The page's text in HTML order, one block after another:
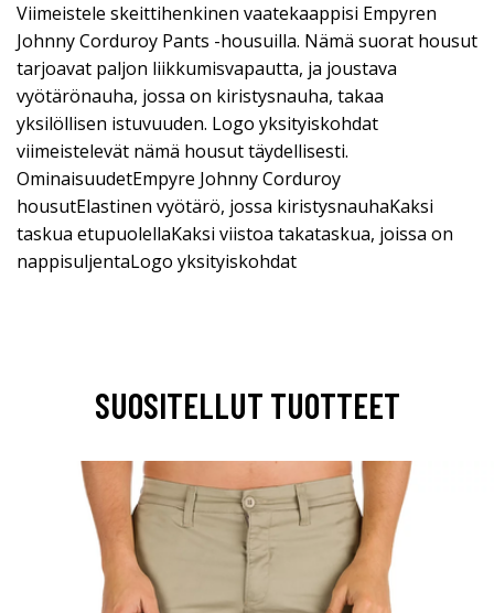
Viimeistele skeittihenkinen vaatekaappisi Empyren
Johnny Corduroy Pants -housuilla. Nämä suorat housut
tarjoavat paljon liikkumisvapautta, ja joustava
vyötärönauha, jossa on kiristysnauha, takaa
yksilöllisen istuvuuden. Logo yksityiskohdat
viimeistelevät nämä housut täydellisesti.
OminaisuudetEmpyre Johnny Corduroy
housutElastinen vyötärö, jossa kiristysnauhaKaksi
taskua etupuolellaKaksi viistoa takataskua, joissa on
nappisuljentaLogo yksityiskohdat
SUOSITELLUT TUOTTEET